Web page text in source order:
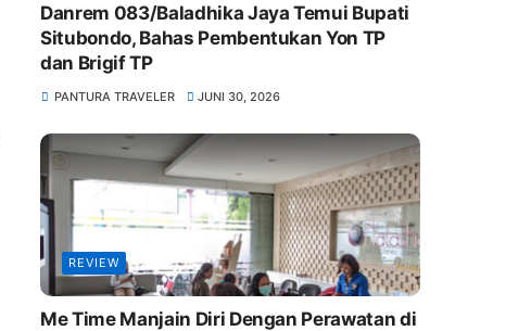
Danrem 083/Baladhika Jaya Temui Bupati
Situbondo, Bahas Pembentukan Yon TP
dan Brigif TP
PANTURA TRAVELER JUNI 30, 2026
REVIEW
Me Time Manjain Diri Dengan Perawatan di